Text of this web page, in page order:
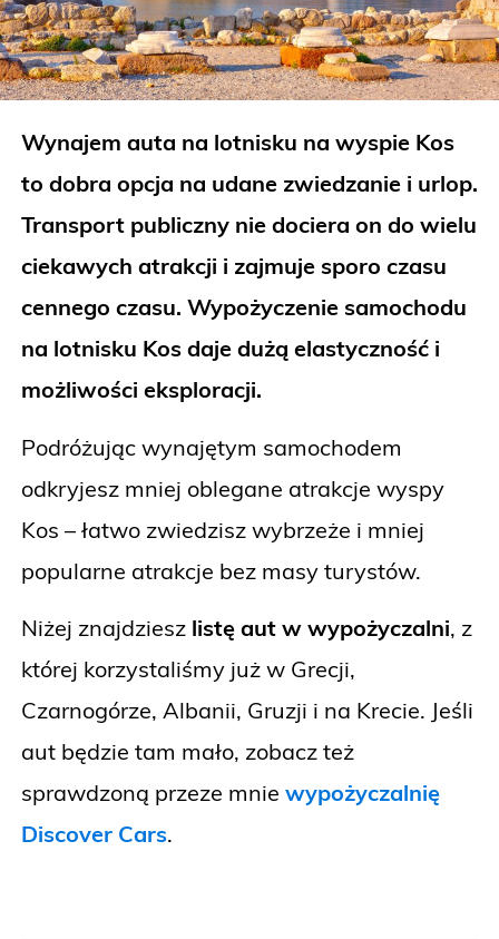
Wynajem auta na lotnisku na wyspie Kos
to dobra opcja na udane zwiedzanie i urlop.
Transport publiczny nie dociera on do wielu
ciekawych atrakcji i zajmuje sporo czasu
cennego czasu. Wypożyczenie samochodu
na lotnisku Kos daje dużą elastyczność i
możliwości eksploracji.
Podróżując wynajętym samochodem
odkryjesz mniej oblegane atrakcje wyspy
Kos – łatwo zwiedzisz wybrzeże i mniej
popularne atrakcje bez masy turystów.
Niżej znajdziesz listę aut w wypożyczalni, z
której korzystaliśmy już w Grecji,
Czarnogórze, Albanii, Gruzji i na Krecie. Jeśli
aut będzie tam mało, zobacz też
sprawdzoną przeze mnie wypożyczalnię
Discover Cars.